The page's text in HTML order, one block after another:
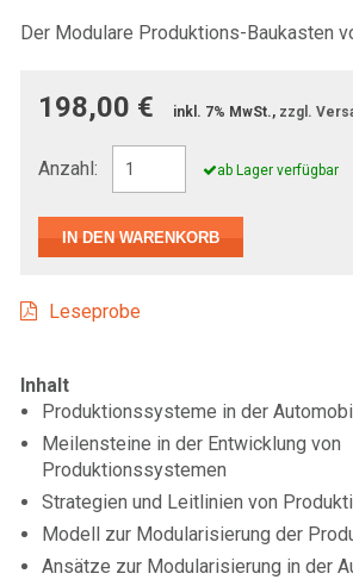
Der Modulare Produktions-Baukasten
198,00 € inkl. 7% MwSt., zzgl.
Anzahl: ab Lager verfügbar
Leseprobe
Inhalt
Produktionssysteme in der
Meilensteine in der Entwicklung von
Produktionssystemen
Strategien und Leitlinien von
Modell zur Modularisierung der
Ansätze zur Modularisierung in der